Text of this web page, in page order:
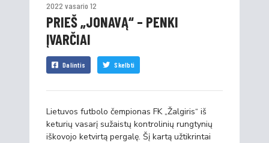
2022 vasario 12
PRIEŠ „JONAVĄ“ – PENKI
ĮVARČIAI
Dalintis Skelbti
Lietuvos futbolo čempionas FK „Žalgiris“ iš
keturių vasarį sužaistų kontrolinių rungtynių
iškovojo ketvirtą pergalę. Šį kartą užtikrintai